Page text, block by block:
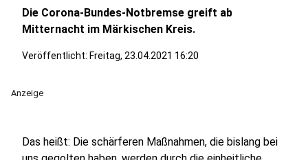
Die Corona-Bundes-Notbremse greift ab
Mitternacht im Märkischen Kreis.
Veröffentlicht: Freitag, 23.04.2021 16:20
Anzeige
Das heißt: Die schärferen Maßnahmen, die bislang bei